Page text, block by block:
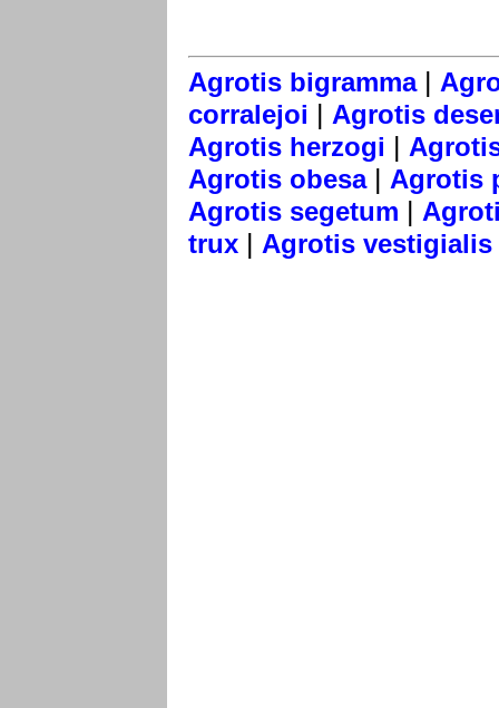
Agrotis bigramma|
corralejoi | Agrotis
Agrotis herzogi |
Agrotis obesa| Agrotis
Agrotis segetum |
trux | Agrotis vestigialis